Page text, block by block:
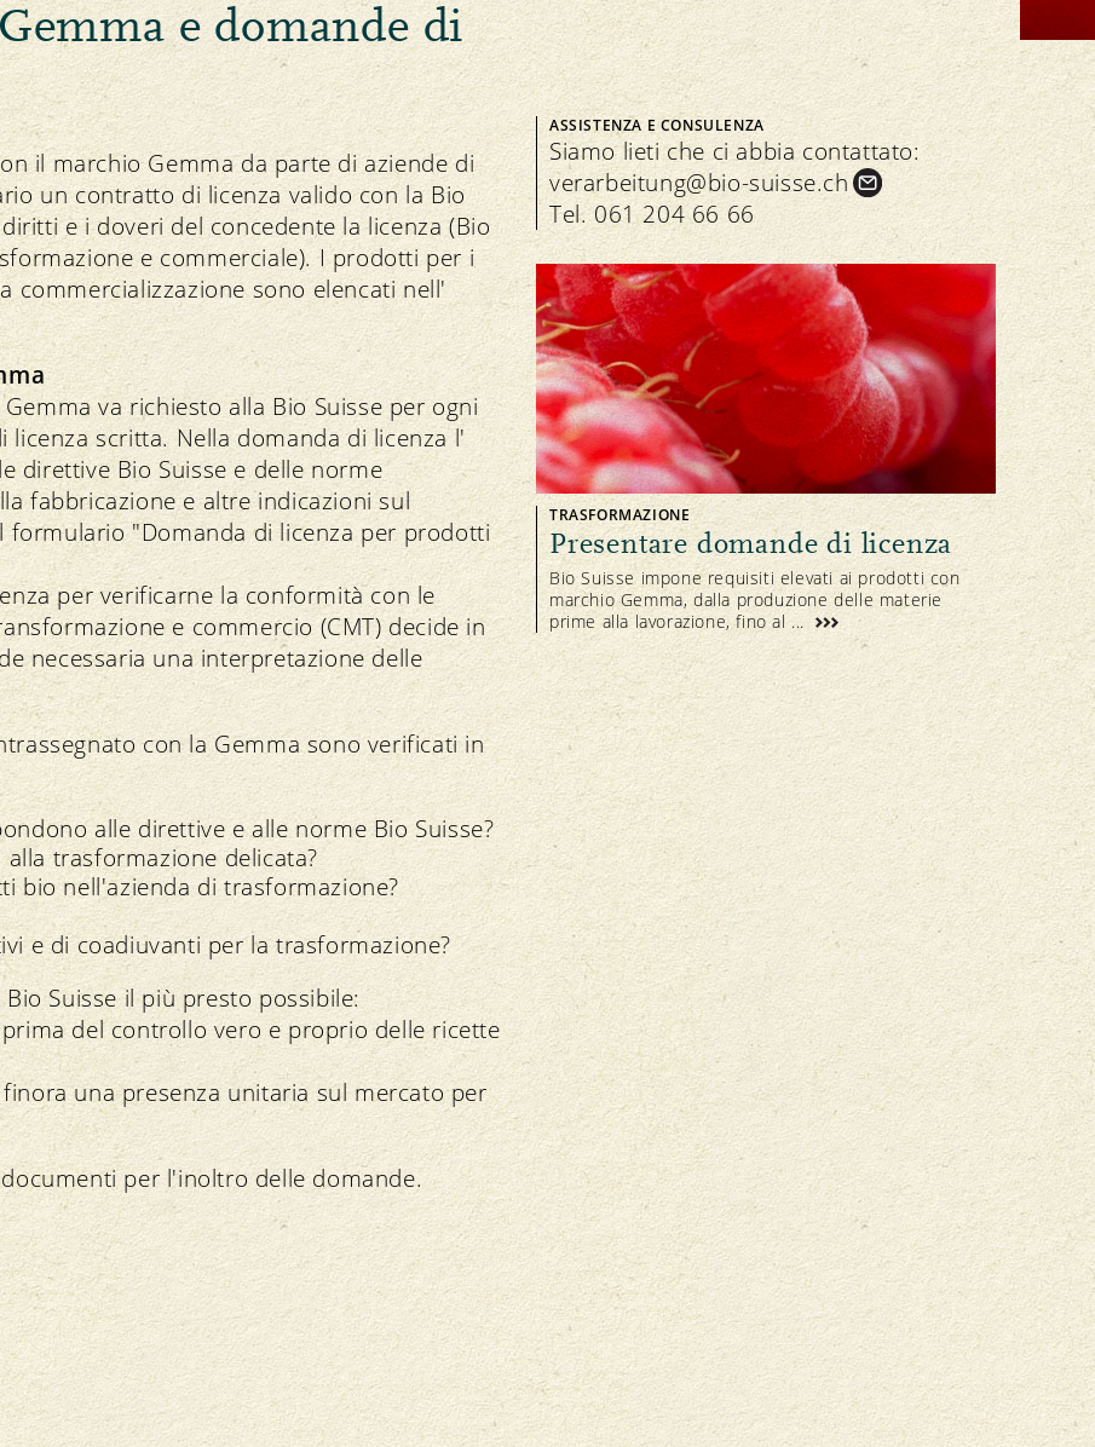
Controllo degli organismi nocivi Residui
Commercio con licenza Gemma
e domande di
il marchio Gemma da parte di aziende di
un contratto di licenza valido con la Bio
e i doveri del concedente la licenza (Bio
e commerciale). I prodotti per i
commercializzazione sono elencati nell'
va richiesto alla Bio Suisse per ogni
scritta. Nella domanda di licenza l'
direttive Bio Suisse e delle norme
fabbricazione e altre indicazioni sul
"Domanda di licenza per prodotti
per verificarne la conformità con le
e commercio (CMT) decide in
necessaria una interpretazione delle
con la Gemma sono verificati in
alle direttive e alle norme Bio Suisse?
trasformazione delicata?
bio nell'azienda di trasformazione?
e di coadiuvanti per la trasformazione?
Suisse il più presto possibile:
del controllo vero e proprio delle ricette
una presenza unitaria sul mercato per
per l'inoltro delle domande.
ASSISTENZA E CONSULENZA
Siamo lieti che ci abbia contattato:
verarbeitung@bio-suisse.ch
Tel.061 204 66 66
TRASFORMAZIONE
Presentare domande di licenza
Bio Suisse impone requisiti elevati ai prodotti con
marchio Gemma, dalla produzione delle materie
prime alla lavorazione, fino al ...